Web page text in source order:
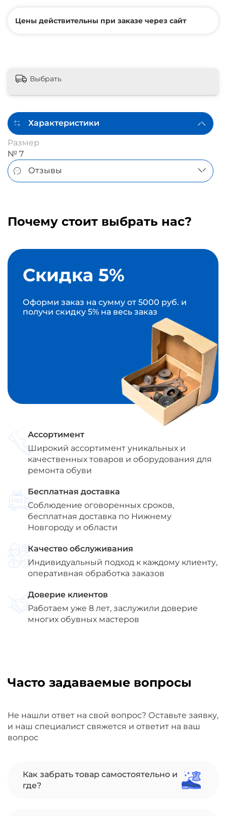
Цены действительны при заказе через сайт
Выбрать
Характеристики
Размер
№ 7
Отзывы
Почему стоит выбрать нас?
Скидка 5%
Оформи заказ на сумму от 5000 руб. и
получи скидку 5% на весь заказ
Ассортимент
Широкий ассортимент уникальных и
качественных товаров и оборудования для
ремонта обуви
Бесплатная доставка
Соблюдение оговоренных сроков,
бесплатная доставка по Нижнему
Новгороду и области
Качество обслуживания
Индивидуальный подход к каждому клиенту,
оперативная обработка заказов
Доверие клиентов
Работаем уже 8 лет, заслужили доверие
многих обувных мастеров
Часто задаваемые вопросы
Не нашли ответ на свой вопрос? Оставьте заявку,
и наш специалист свяжется и ответит на ваш
вопрос
Как забрать товар самостоятельно и
где?